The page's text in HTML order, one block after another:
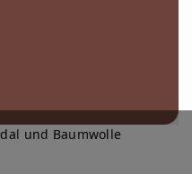
und Baumwolle